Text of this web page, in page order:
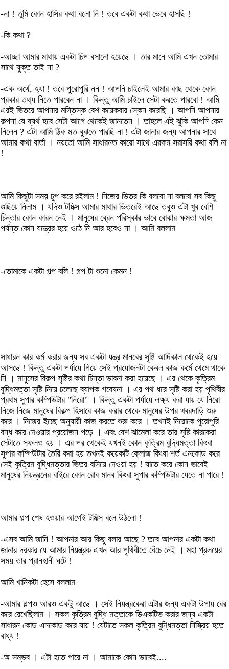
-না ! তুমি কোন হাসির কথা বলো নি ! তবে একটা কথা ভেবে হাসছি !
-কি কথা ?
-আচ্ছা আমার মাথায় একটা চিপ বসানো হয়েছে । তার মানে আমি এখন তোমার
সাথে যুক্ত তাই না ?
-এক অর্থে, হ্যা ! তবে পুরোপুরি নন ! আপনি চাইলেই আমার কাছ থেকে কোন
প্রকার তথ্য নিতে পারবেন না । কিন্তু আমি চাইলে সেটা করতে পারবো ! আমি
এরই ভিতরে আপনার মস্তিস্ক বেশ কয়েকবার স্কেন করেছি । আপনি আপনার
কল্পনা যে ব্যর্থ হবে সেটা আগে থেকেই জানতেন । তাহলে এই ঝুকি আপনি কেন
নিলেন ? এটা আমি ঠিক মত বুঝতে পারছি না ! এটা জানার জন্য আপনার সাথে
আমার কথা বার্তা । নয়তো আমি সাধারনত কারো সাথে এরকম সরাসরি কথা বলি না
!
আমি কিছুটা সময় চুপ করে রইলাম ! নিজের ভিতর কি বলবো না বলবো সব কিছু
গুছিয়ে নিলাম । যদিও টমিক্স আমার মাথার ভিতরেই আছে তবুও এটা খুব বেশি
চিন্তার কোন কারন নেই । মানুষের ব্রেন পরিস্কার ভাবে বোঝার ক্ষমতা আজ
পর্যন্ত কোন যন্ত্রের হয়ে ওঠে নি আর হবেও না । আমি বললাম
-তোমাকে একটা গল্প বলি ! গল্প টা শুনো কেমন !
সাধারন কার কর্ম করার জন্য সব একটা যন্ত্র মানবের সৃষ্টি আদিকাল থেকেই হয়ে
আসছে ! কিন্তু একটা পর্যায়ে গিয়ে সেই প্রয়োজনটা কেবল কাজ কর্মে থেমে থাকে
নি । মানুসের বিকল্প সৃষ্টির কথা চিন্তা ভাবনা করা হয়েছে । এর থেকে কৃত্রিম
বুদ্ধিমত্তা সৃষ্টি নিয়ে চলেছে ব্যাপক গবেষনা । এর পথ ধরে সৃষ্টি করা হয় পৃথিবীর
প্রথম সুপার কম্পিউটার "নিরো" । কিন্তু একটা পর্যায়ে লক্ষ্য করা যায় যে নিরো
নিজে নিজে মানুষের বিকল্প হিসাবে কাজ করার থেকে মানুষের উপর খবরদাড়ি শুরু
করে । নিজের ইচ্ছে অনুযায়ী কাজ করতে শুরু করে । তখনই নিরোকে পুরোপুরি
বন্ধ করে দেওয়ার প্রয়োজন পড়ে । এবং বেশ ঝামেলা করে তার সৃষ্টি কারকেরা
সেটাতে সফলও হয় । এর পর থেকেই যখনই কোন কৃত্রিম বুদ্ধিমত্তা কিংবা
সুপার কম্পিউটার তৈরি করা হয় তখনই কয়েকটি ক্লোজ কিংবা শর্ত এনকোড করে
সেই কৃত্রিম বুদ্ধিমত্তার ভিতর বসিয়ে দেওয়া হয় ! যাতে করে কোন ভাবেই
মানুষের নিয়ন্ত্রনের বাইরে কোন রোব মানব কিংবা সুপার কম্পিউটার যেতে না পারে !
আমার গল্প শেষ হওয়ার আগেই টমিক্স বলে উঠলো !
-এসব আমি জানি ! আপনার আর কিছু বলার আছে ? তবে আপনার একটা কথা
জানার দরকার যে আমার নিয়ন্ত্রক এখন আর পৃথিবীতে বেঁচে নেই । মহা প্রলয়ের
সময় তার প্রানহানী ঘটে !
আমি খানিকটা হেসে বললাম
-আমার গল্পও আরও একটু আছে । সেই নিয়ন্ত্রকেরা এটার জন্য একটা উপায় বের
করে রেখেছিলাম । সকল কৃত্রিম বুদ্ধি মত্তাকে ডিএকটিভ করার জন্য একটা
সাধারন কোড এনকোড করে যায় ! যেটাতে সকল কৃত্রিম বুদ্ধিমত্তা নিস্ক্রিয় হতে
বাধ্য !
-অ সম্ভব । এটা হতে পারে না । আমাকে কোন ভাবেই....